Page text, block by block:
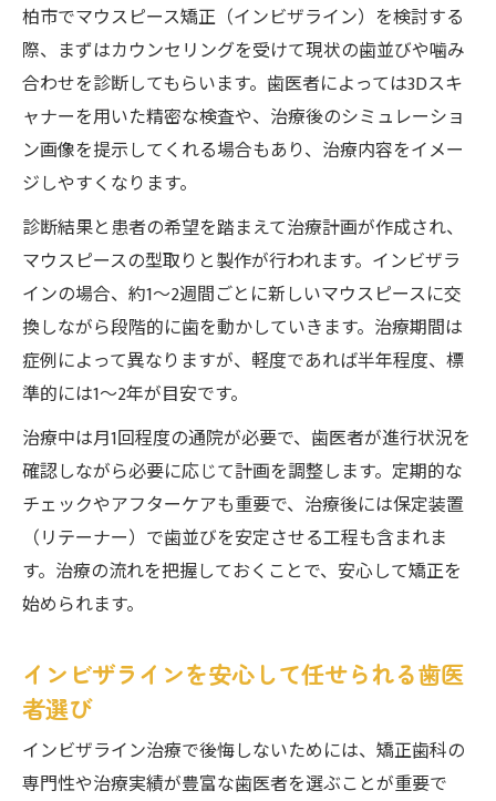
柏市でマウスピース矯正（インビザライン）を検討する
際、まずはカウンセリングを受けて現状の歯並びや噛み
合わせを診断してもらいます。歯医者によっては3Dスキ
ャナーを用いた精密な検査や、治療後のシミュレーショ
ン画像を提示してくれる場合もあり、治療内容をイメー
ジしやすくなります。
診断結果と患者の希望を踏まえて治療計画が作成され、
マウスピースの型取りと製作が行われます。インビザラ
インの場合、約1〜2週間ごとに新しいマウスピースに交
換しながら段階的に歯を動かしていきます。治療期間は
症例によって異なりますが、軽度であれば半年程度、標
準的には1〜2年が目安です。
治療中は月1回程度の通院が必要で、歯医者が進行状況を
確認しながら必要に応じて計画を調整します。定期的な
チェックやアフターケアも重要で、治療後には保定装置
（リテーナー）で歯並びを安定させる工程も含まれま
す。治療の流れを把握しておくことで、安心して矯正を
始められます。
インビザラインを安心して任せられる歯医
者選び
インビザライン治療で後悔しないためには、矯正歯科の
専門性や治療実績が豊富な歯医者を選ぶことが重要で